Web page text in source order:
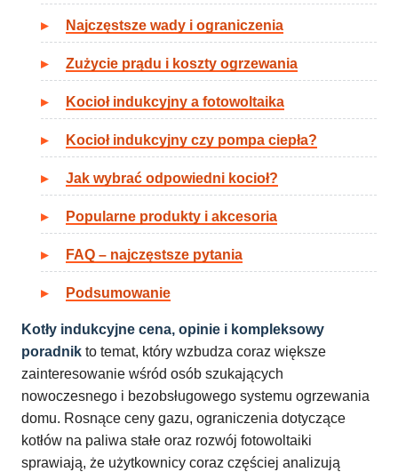
Najczęstsze wady i ograniczenia
Zużycie prądu i koszty ogrzewania
Kocioł indukcyjny a fotowoltaika
Kocioł indukcyjny czy pompa ciepła?
Jak wybrać odpowiedni kocioł?
Popularne produkty i akcesoria
FAQ – najczęstsze pytania
Podsumowanie
Kotły indukcyjne cena, opinie i kompleksowy
poradnik to temat, który wzbudza coraz większe
zainteresowanie wśród osób szukających
nowoczesnego i bezobsługowego systemu ogrzewania
domu. Rosnące ceny gazu, ograniczenia dotyczące
kotłów na paliwa stałe oraz rozwój fotowoltaiki
sprawiają, że użytkownicy coraz częściej analizują